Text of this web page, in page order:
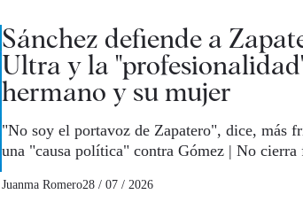
Sánchez defiende a
Ultra y la
hermano y su mujer
"No soy el portavoz de Zapatero", dice, más
una "causa política" contra Gómez | No cierra
Juanma Romero28 / 07 / 2026